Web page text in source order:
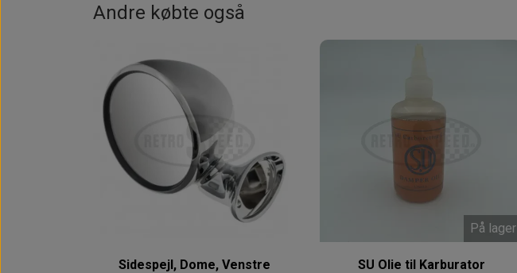
Andre købte også
Sidespejl, Dome, Venstre
På lager
SU Olie til Karburator